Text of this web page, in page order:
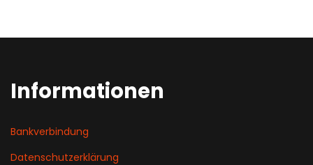
Informationen
Bankverbindung
Datenschutzerklärung